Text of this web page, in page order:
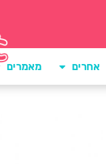
אחרים מאמרים